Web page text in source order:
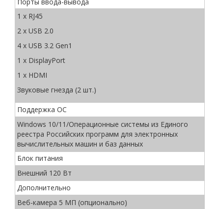
1 x RJ45
2 x USB 2.0
4 x USB 3.2 Gen1
1 x DisplayPort
1 x HDMI
Звуковые гнезда (2 шт.)
Поддержка ОС
Windows 10/11/Операционные системы из Единого
реестра Российских программ для электронных
вычислительных машин и баз данных
Блок питания
Внешний 120 Вт
Дополнительно
Веб-камера 5 МП (опционально)